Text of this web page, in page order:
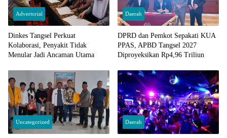
Advertorial
Dinkes Tangsel Perkuat
Kolaborasi, Penyakit Tidak
Menular Jadi Ancaman Utama
Daerah
DPRD dan Pemkot Sepakati KUA
PPAS, APBD Tangsel 2027
Diproyeksikan Rp4,96 Triliun
Uncategorized Daerah